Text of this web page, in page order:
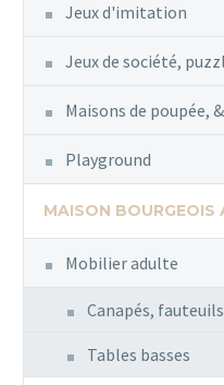
Jeux d'imitation
Jeux de société,
Maisons de poupée,
Playground
MAISON BOURGEOIS
Mobilier adulte
Canapés, fauteuils
Tables basses